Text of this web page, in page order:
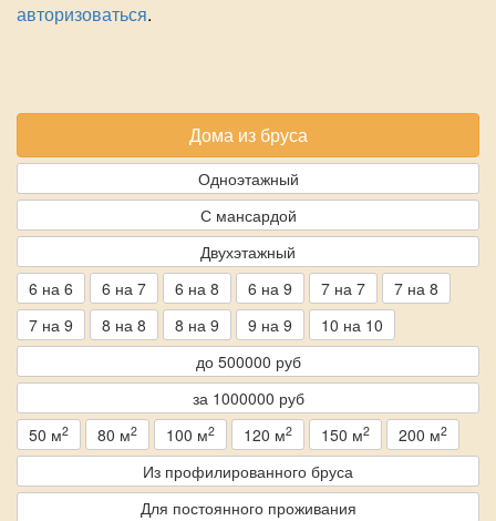
авторизоваться.
Дома из бруса
Одноэтажный
С мансардой
Двухэтажный
6 на 6
6 на 7 6 на 8 6 на 9 7 на 7
7 на 8
7 на 9
8 на 8 8 на 9 9 на 9
10 на 10
до 500000 руб
за 1000000 руб
50 м2 80 м2 100 м2 120 м2 150 м2 200 м2
Из профилированного бруса
Для постоянного проживания